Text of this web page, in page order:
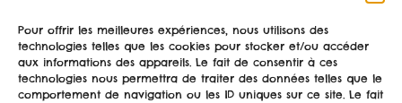
Pour offrir les meilleures expériences, nous utilisons des
technologies telles que les cookies pour stocker et/ou accéder
aux informations des appareils. Le fait de consentir à ces
technologies nous permettra de traiter des données telles que le
comportement de navigation ou les ID uniques sur ce site. Le fait